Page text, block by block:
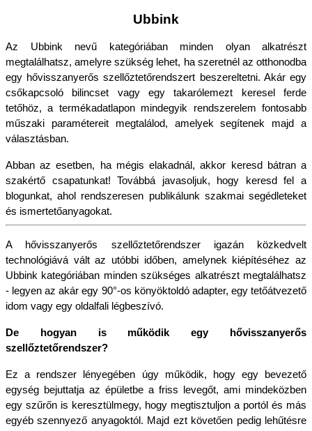
Ubbink
Az Ubbink nevű kategóriában minden olyan alkatrészt
megtalálhatsz, amelyre szükség lehet, ha szeretnél az otthonodba
egy hővisszanyerős szellőztetőrendszert beszereltetni. Akár egy
csőkapcsoló bilincset vagy egy takarólemezt keresel ferde
tetőhöz, a termékadatlapon mindegyik rendszerelem fontosabb
műszaki paramétereit megtalálod, amelyek segítenek majd a
választásban.
Abban az esetben, ha mégis elakadnál, akkor keresd bátran a
szakértő csapatunkat! Továbbá javasoljuk, hogy keresd fel a
blogunkat, ahol rendszeresen publikálunk szakmai segédleteket
és ismertetőanyagokat.
A hővisszanyerős szellőztetőrendszer igazán közkedvelt
technológiává vált az utóbbi időben, amelynek kiépítéséhez az
Ubbink kategóriában minden szükséges alkatrészt megtalálhatsz
- legyen az akár egy 90°-os könyöktoldó adapter, egy tetőátvezető
idom vagy egy oldalfali légbeszívó.
De hogyan is működik egy hővisszanyerős
szellőztetőrendszer?
Ez a rendszer lényegében úgy működik, hogy egy bevezető
egység bejuttatja az épületbe a friss levegőt, ami mindeközben
egy szűrőn is keresztülmegy, hogy megtisztuljon a portól és más
egyéb szennyező anyagoktól. Majd ezt követően pedig lehűtésre